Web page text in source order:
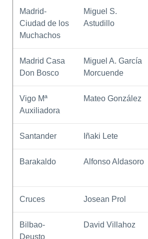
Madrid-
Ciudad de los
Muchachos
Miguel S.
Astudillo
Madrid Casa
Don Bosco
Miguel A. García
Morcuende
Vigo Mª
Auxiliadora
Mateo González
Santander Iñaki Lete
Barakaldo Alfonso Aldasoro
Cruces Josean Prol
Bilbao-
Deusto
David Villahoz